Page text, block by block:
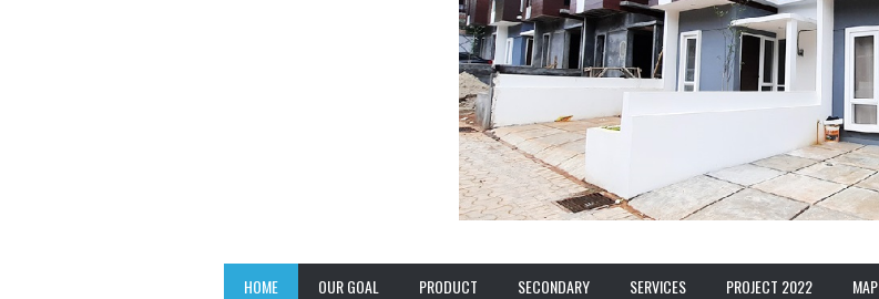
HOME OUR GOAL
VISION
PRODUCT
PAMULANG HERITAGESECONDARY
RUKI VILAMAS
SERVICES
DEVELOPER
PROJECT 2022
PRESTIGE PONDOK
MAP